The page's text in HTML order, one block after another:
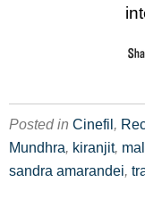
Posted in Cinefil,
Mundhra, kiranjit,
sandra amarandei,